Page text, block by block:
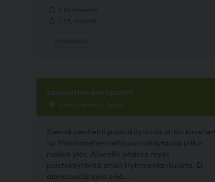
Lasipuiston koirapuisto
Sierrakiventie 5, Espoo
Sierrakiventieltä puistokäytävää pitkin kävellen
tai Mönkimiehentieltä puistokäytävää pitkin
mäkeä ylös. Alueelle pääsee myös
puistokäytävää pitkin Hyttimestarikujalta. Ei
ajoneuvolla ajoa eikä...